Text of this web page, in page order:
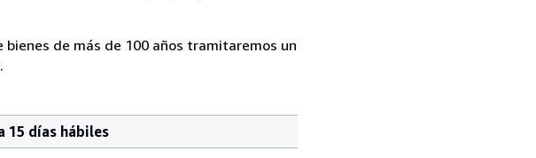
bienes de más de 100 años tramitaremos un
15 días hábiles